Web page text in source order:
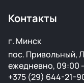
Контакты
г. Минск
пос. Привольный,
ежедневно, 09:00
+375 (29) 644-21-